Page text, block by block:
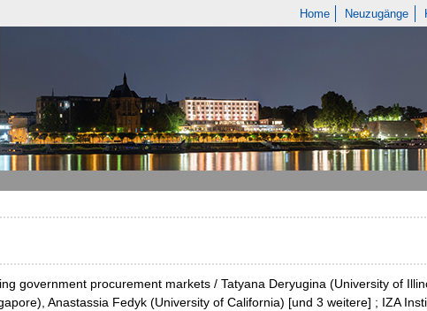
Home Neuzugänge
government procurement markets / Tatyana Deryugina (University of
Anastassia Fedyk (University of California) [und 3 weitere] ; IZA